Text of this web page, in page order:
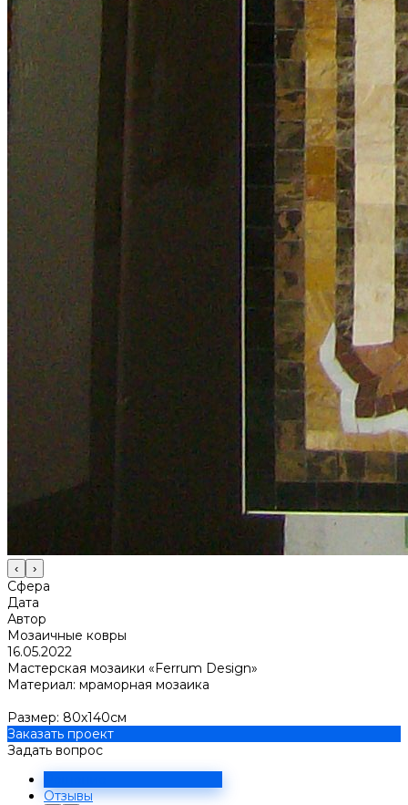
‹ ›
Сфера
Дата
Автор
Мозаичные ковры
16.05.2022
Мастерская мозаики «Ferrum Design»
Материал: мраморная мозаика
Размер: 80х140см
Заказать проект
Задать вопрос
Отзывы